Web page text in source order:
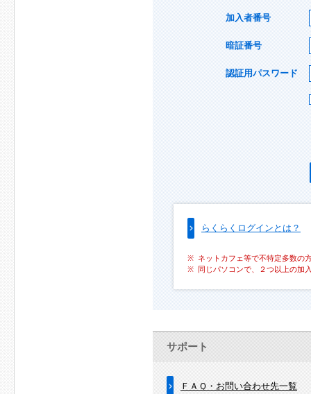
加入者番号
暗証番号
認証用パスワード
らくらくログインとは？
ネットカフェ等で不特定多数の
同じパソコンで、２つ以上の加
サポート
ＦＡＱ・お問い合わせ先一覧